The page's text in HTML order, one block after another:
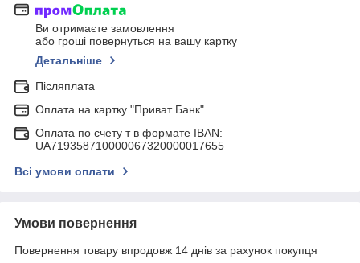
Ви отримаєте замовлення
або гроші повернуться на вашу картку
Детальніше
Післяплата
Оплата на картку "Приват Банк"
Оплата по счету т в формате IBAN:
UA719358710000067320000017655
Всі умови оплати
Умови повернення
Повернення товару впродовж 14 днів за рахунок покупця